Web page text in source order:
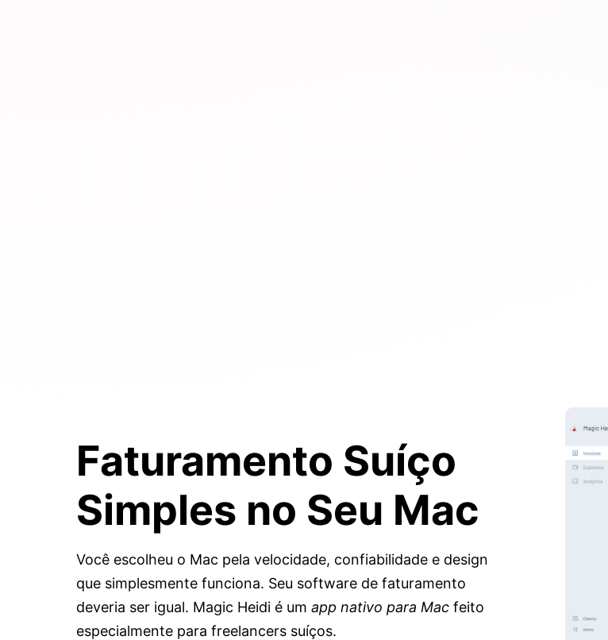
Faturamento Suíço
Simples no Seu Mac
Você escolheu o Mac pela velocidade, confiabilidade e design
que simplesmente funciona. Seu software de faturamento
deveria ser igual. Magic Heidi é um app nativo para Mac feito
especialmente para freelancers suíços.